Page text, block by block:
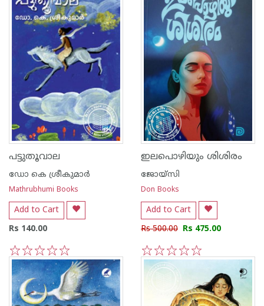
പട്ടുതൂവാല
ഡോ കെ ശ്രീകുമാര്‍
Mathrubhumi Books
Add to Cart
Rs 140.00
5
4
3
2
1
ഇലപൊഴിയും ശിശിരം
ജോയ്‌സി
Don Books
Add to Cart
Rs 500.00 Rs 475.00
5
4
3
2
1